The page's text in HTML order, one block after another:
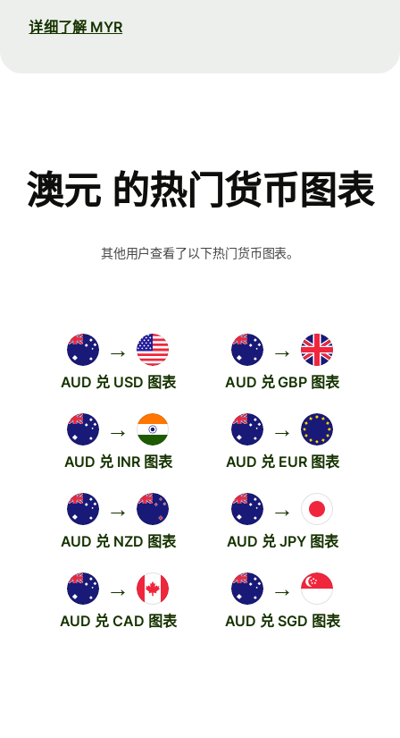
详细了解 MYR
澳元 的热门货币图表
其他用户查看了以下热门货币图表。
→
AUD 兑 USD 图表
→
AUD 兑 GBP 图表
→
AUD 兑 INR 图表
→
AUD 兑 EUR 图表
→
AUD 兑 NZD 图表
→
AUD 兑 JPY 图表
→
AUD 兑 CAD 图表
→
AUD 兑 SGD 图表